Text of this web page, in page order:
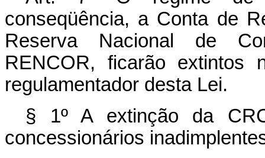
conseqüência, a Conta de
Reserva Nacional de
RENCOR, ficarão extintos
regulamentador desta Lei.
§ 1º A extinção da
concessionários